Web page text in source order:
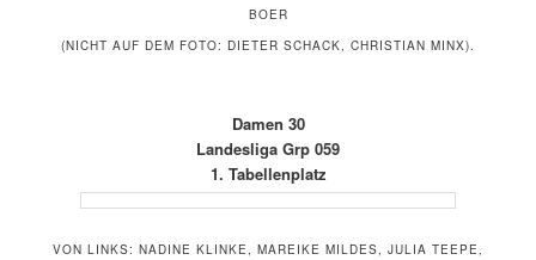
BOER
(NICHT AUF DEM FOTO: DIETER SCHACK, CHRISTIAN MINX).
Damen 30
Landesliga Grp 059
1. Tabellenplatz
VON LINKS: NADINE KLINKE, MAREIKE MILDES, JULIA TEEPE,